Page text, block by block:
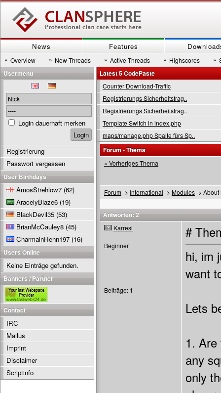
News Features
» Overview » New Threads » Active Threads » Highscores »
Latest 5 CodePaste
Counter Download-Traffic
Registrierungs Sicherheitsfrag..
Registrierungs Sicherheitsfrag..
Template Switch in index.php
maps/manage.php Spalte fürs Sp..
Forum - Thema
« Vorheriges Thema
Forum-> International -> Modules->
Antworten: 2
Karresi
Beginner
Beiträge: 1
#
hi, im
want
Lets
1.
any
only
Usermenu
Login dauerhaft merken
Registrierung
Passwort vergessen
User Birthdays
AmosStrehlow7 (62)
AracelyBlaze6 (19)
BlackDevil35 (53)
BrianMcCauley8 (45)
CharmainHenn197 (16)
Users Online
Keine Einträge gefunden.
Banners / Partner
Contact
IRC
Mailus
Imprint
Disclaimer
Scriptinfo